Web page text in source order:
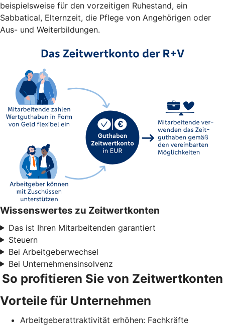
beispielsweise für den vorzeitigen Ruhestand, ein
Sabbatical, Elternzeit, die Pflege von Angehörigen oder
Aus- und Weiterbildungen.
Wissenswertes zu Zeitwertkonten
Das ist Ihren Mitarbeitenden garantiert
Steuern
Bei Arbeitgeberwechsel
Bei Unternehmensinsolvenz
So profitieren Sie von Zeitwertkonten
Vorteile für Unternehmen
Arbeitgeberattraktivität erhöhen: Fachkräfte